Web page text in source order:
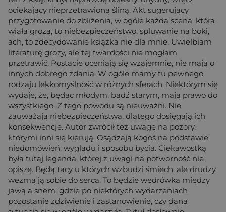
ociekający nieprzetrawioną śliną. Akt sugerujący
przygotowanie do zbliżenia, w ogóle każda scena, która
wiała grozą, to niebezpieczeństwo, spluwanie na boki,
ach, to zdecydowanie książka nie dla mnie. Uwielbiam
literaturę grozy, ale tej twardości nie mogłam
przetrawić. Postacie oceniają się wzajemnie, nie mają o
innych dobrego zdania. W ogóle mamy tu pewnego
rodzaju lekkomyślność w różnych sferach. Niektórym się
wydaje, że, będąc młodym, bądź starym, mają prawo do
wszystkiego. Z tego powodu są nieuważni. Nie
zauważają niebezpieczeństwa, dlatego dosięgają ich
konsekwencje. Autor zwrócił też uwagę na pozory,
którymi inni się kierują. Osądzają kogoś na podstawie
niedomówień, wyglądu i sposobu bycia. Ciekawostką
była tutaj legenda, której z uwagi na potworność nie
opiszę. Będą tacy u których wzbudzi śmiech, ale drudzy
wezmą ją sobie do serca. To będzie wędrówka między
jawą a snem, gdzie po niektórych wydarzeniach
pozostanie zdziwienie i zastanowienie, czy dana